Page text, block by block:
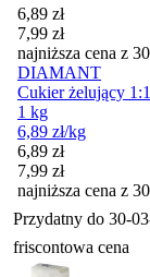
Cena promocyjna
6,89 zł
7,99 zł
najniższa cena z
DIAMANT
Cukier żelujący
1 kg
6,89 zł/kg
Cena promocyjna
6,89 zł
7,99 zł
najniższa cena z
Przydatny do 30-
friscontowa cena